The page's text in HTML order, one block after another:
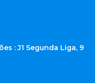
: J1 Segunda Liga, 9